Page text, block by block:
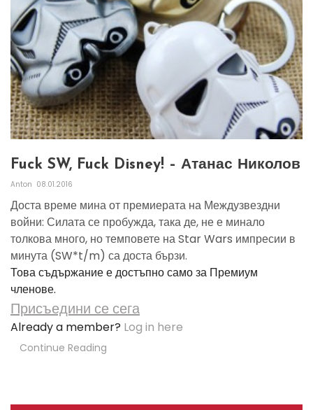
Fuck SW, Fuck Disney! – Атанас Николов
Anton 08.01.2016
Доста време мина от премиерата на Междузвездни
войни: Силата се пробужда, така де, не е минало
толкова много, но темповете на Star Wars импресии в
минута (SW*t/m) са доста бързи.
Това съдържание е достъпно само за Премиум
членове.
Присъедини се сега
Already a member? Log in here
Continue Reading